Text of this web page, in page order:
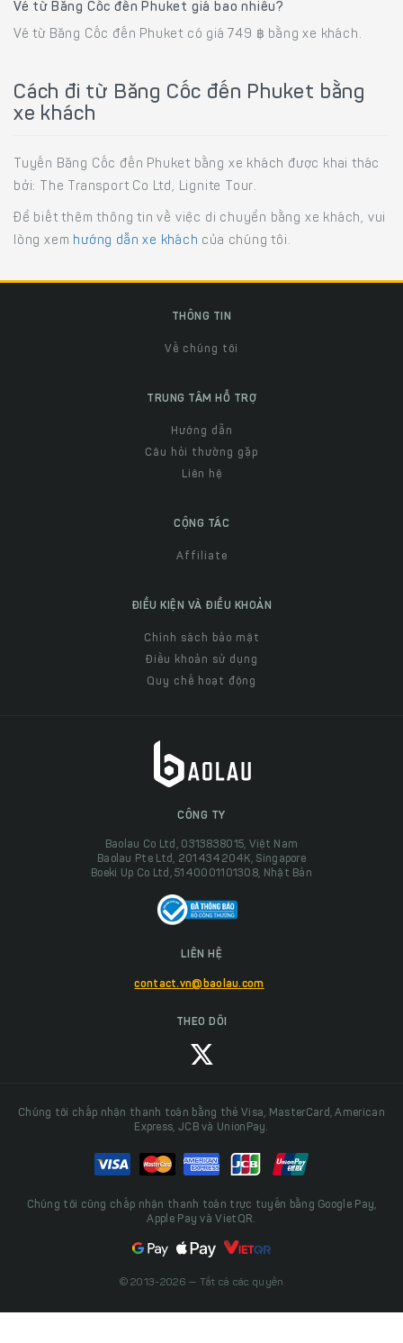
Vé từ Băng Cốc đến Phuket giá bao nhiêu?
Vé từ Băng Cốc đến Phuket có giá 749 ฿ bằng xe khách.
Cách đi từ Băng Cốc đến Phuket bằng
xe khách
Tuyến Băng Cốc đến Phuket bằng xe khách được khai thác
bởi: The Transport Co Ltd, Lignite Tour.
Để biết thêm thông tin về việc di chuyển bằng xe khách, vui
lòng xem hướng dẫn xe khách của chúng tôi.
THÔNG TIN
Về chúng tôi
TRUNG TÂM HỖ TRỢ
Hướng dẫn
Câu hỏi thường gặp
Liên hệ
CỘNG TÁC
Affiliate
ĐIỀU KIỆN VÀ ĐIỀU KHOẢN
Chính sách bảo mật
Điều khoản sử dụng
Quy chế hoạt động
CÔNG TY
Baolau Co Ltd, 0313838015, Việt Nam
Baolau Pte Ltd, 201434204K, Singapore
Boeki Up Co Ltd, 5140001101308, Nhật Bản
LIÊN HỆ
contact.vn@baolau.com
THEO DÕI
Chúng tôi chấp nhận thanh toán bằng thẻ Visa, MasterCard, American
Express, JCB và UnionPay.
Chúng tôi cũng chấp nhận thanh toán trực tuyến bằng Google Pay,
Apple Pay và VietQR.
© 2013-2026 — Tất cả các quyền